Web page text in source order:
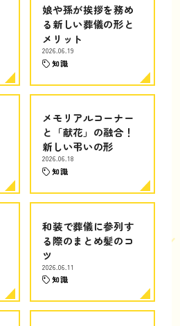
娘や孫が挨拶を務め
る新しい葬儀の形と
メリット
2026.06.19
知識
メモリアルコーナー
と「献花」の融合！
新しい弔いの形
2026.06.18
知識
和装で葬儀に参列す
る際のまとめ髪のコ
ツ
2026.06.11
知識